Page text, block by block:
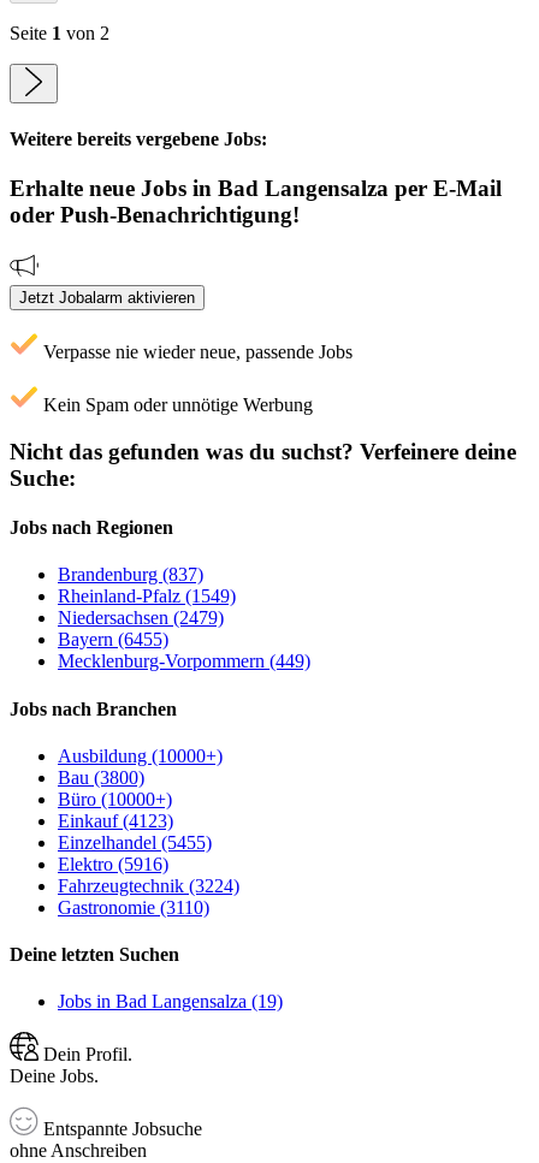
Seite 1 von 2
Weitere bereits vergebene Jobs:
Erhalte neue Jobs in Bad Langensalza per E-Mail
oder Push-Benachrichtigung!
Jetzt Jobalarm aktivieren
Verpasse nie wieder neue, passende Jobs
Kein Spam oder unnötige Werbung
Nicht das gefunden was du suchst? Verfeinere deine
Suche:
Jobs nach Regionen
Brandenburg (837)
Rheinland-Pfalz (1549)
Niedersachsen (2479)
Bayern (6455)
Mecklenburg-Vorpommern (449)
Jobs nach Branchen
Ausbildung (10000+)
Bau (3800)
Büro (10000+)
Einkauf (4123)
Einzelhandel (5455)
Elektro (5916)
Fahrzeugtechnik (3224)
Gastronomie (3110)
Deine letzten Suchen
Jobs in Bad Langensalza (19)
Dein Profil.
Deine Jobs.
Entspannte Jobsuche
ohne Anschreiben